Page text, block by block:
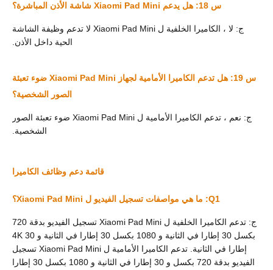
س 18: هل يدعم Xiaomi Pad Mini شاشة الأذن المباشرة؟
ج: لا ، الكاميرا الخلفية ل Xiaomi Pad Mini لا تدعم وظيفة الشاشة
الحية داخل الأذن.
س 19: هل تدعم الكاميرا الأمامية لجهاز Xiaomi Pad Mini ضوء تعبئة
الصور الشخصية؟
ج: نعم ، تدعم الكاميرا الأمامية ل Xiaomi Pad Mini ضوء تعبئة الصور
الشخصية.
قائمة دعم وظائف الكاميرا
Q1: ما هي مواصفات تسجيل الفيديو ل Xiaomi Pad Mini؟
ج: تدعم الكاميرا الخلفية ل Xiaomi Pad Mini تسجيل الفيديو بدقة 720
بكسل 30 إطارا في الثانية و 1080 بكسل 30 إطارا في الثانية و 4K 30
إطارا في الثانية. تدعم الكاميرا الأمامية ل Xiaomi Pad Mini تسجيل
الفيديو بدقة 720 بكسل و 30 إطارا في الثانية و 1080 بكسل 30 إطارا